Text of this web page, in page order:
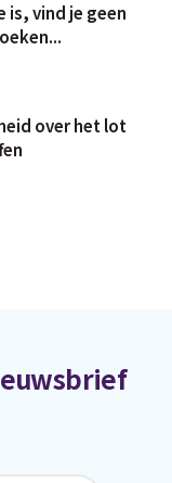
is, vind je geen
over het lot